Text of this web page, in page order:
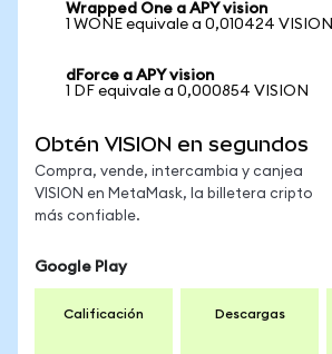
Wrapped One a APY vision
1 WONE equivale a 0,010424 VISION
dForce a APY vision
1 DF equivale a 0,000854 VISION
Obtén VISION en segundos
Compra, vende, intercambia y canjea
VISION en MetaMask, la billetera cripto
más confiable.
Google Play
Calificación Descargas